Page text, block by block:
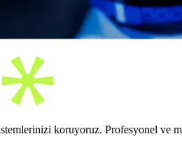
koruyoruz. Profesyonel ve